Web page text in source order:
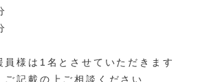
様は1名とさせていただきます
記載の上ご相談ください